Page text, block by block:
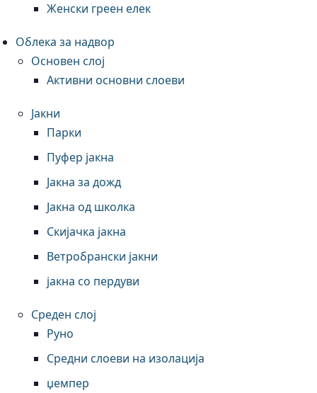
Женски греен елек
Облека за надвор
Основен слој
Активни основни слоеви
Јакни
Парки
Пуфер јакна
Јакна за дожд
Јакна од школка
Скијачка јакна
Ветробрански јакни
јакна со пердуви
Среден слој
Руно
Средни слоеви на изолација
џемпер